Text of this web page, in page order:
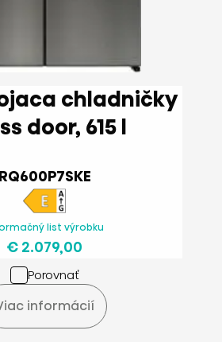
Cross door, 615 l
RQ600P7SKE
list výrobku
€ 2.079,00
Porovnať
informácií